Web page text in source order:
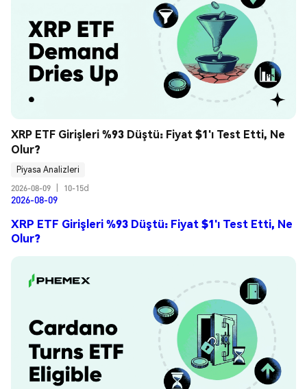
XRP ETF Girişleri %93 Düştü: Fiyat $1'ı Test Etti, Ne
Olur?
Piyasa Analizleri
2026-08-09
10-15d
2026-08-09
XRP ETF Girişleri %93 Düştü: Fiyat $1'ı Test Etti, Ne
Olur?